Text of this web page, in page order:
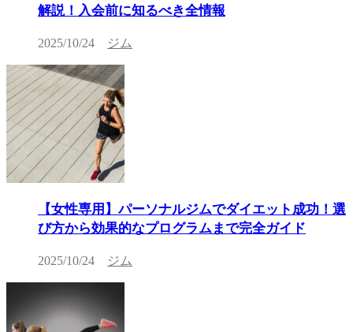
解説！入会前に知るべき全情報
2025/10/24 ジム
【女性専用】パーソナルジムでダイエット成功！選
び方から効果的なプログラムまで完全ガイド
2025/10/24 ジム